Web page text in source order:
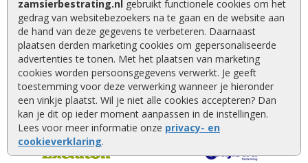
zamsierbestrating.nl gebruikt functionele cookies om het
gedrag van websitebezoekers na te gaan en de website aan
de hand van deze gegevens te verbeteren. Daarnaast
plaatsen derden marketing cookies om gepersonaliseerde
advertenties te tonen. Met het plaatsen van marketing
cookies worden persoonsgegevens verwerkt. Je geeft
toestemming voor deze verwerking wanneer je hieronder
een vinkje plaatst. Wil je niet alle cookies accepteren? Dan
kan je dit op ieder moment aanpassen in de instellingen.
Lees voor meer informatie onze privacy- en
cookieverklaring.
Wat u moet weten
Klachtenprocedure
Algemene voorwaarden
Garantie Excluton
Onze partners